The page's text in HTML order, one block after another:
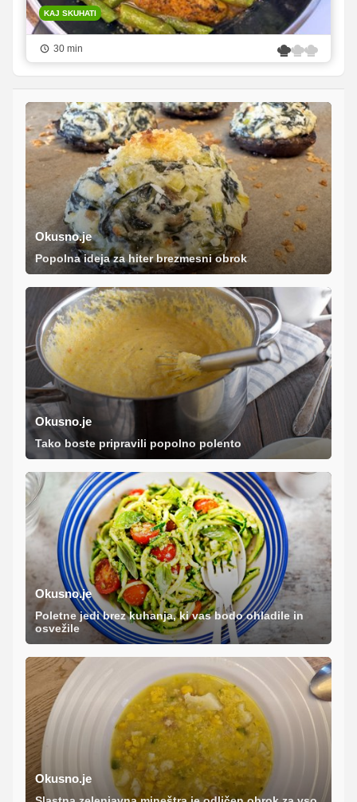
KAJ SKUHATI
30 min
Okusno.je
Popolna ideja za hiter brezmesni obrok
Okusno.je
Tako boste pripravili popolno polento
Okusno.je
Poletne jedi brez kuhanja, ki vas bodo ohladile in
osvežile
Okusno.je